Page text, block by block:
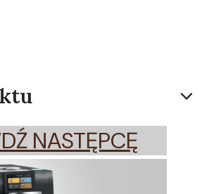
NASTĘPCĘ